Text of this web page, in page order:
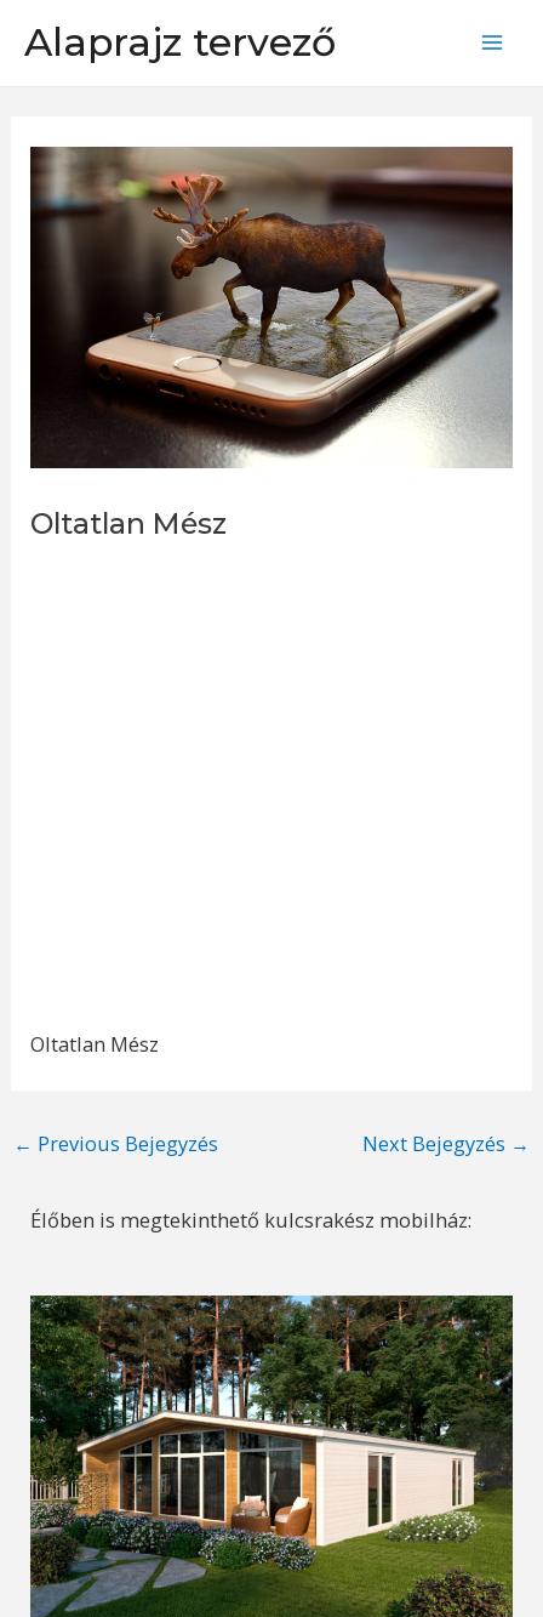
Alaprajz tervező
Oltatlan Mész
Oltatlan Mész
Post
← Previous Bejegyzés Next Bejegyzés →
Élőben is megtekinthető kulcsrakész mobilház: